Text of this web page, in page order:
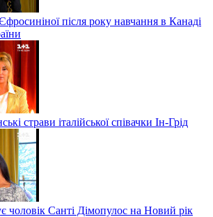
після року навчання в Канаді
страви італійської співачки Ін-Грід
чоловік Санті Дімопулос на Новий рік